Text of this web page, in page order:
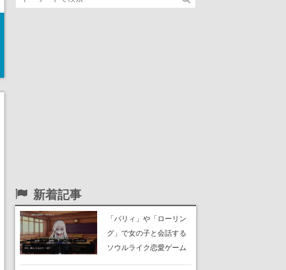
新着記事
「パリィ」や「ローリン
グ」で女の子と会話する
ソウルライク恋愛ゲーム